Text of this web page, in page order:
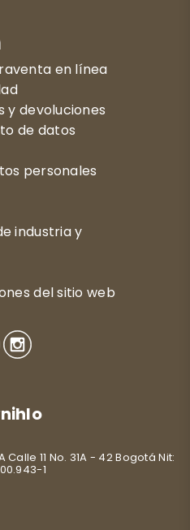
en línea
y devoluciones
de datos
personales
industria y
del sitio web
11 No. 31A - 42 Bogotá Nit:
1